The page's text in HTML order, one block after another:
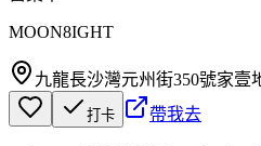
MOON8IGHT
九龍長沙灣元州街350號家壹
打卡 帶我去